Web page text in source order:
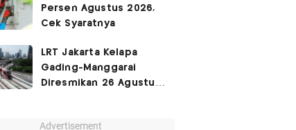
Persen Agustus 2026,
Cek Syaratnya
LRT Jakarta Kelapa
Gading-Manggarai
Diresmikan 26 Agustus
Advertisement